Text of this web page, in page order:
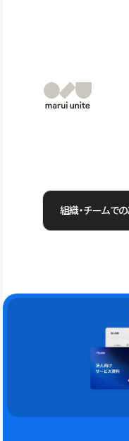
組織・チームで